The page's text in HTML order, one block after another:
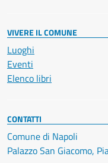
VIVERE IL COMUNE
Luoghi
Eventi
Elenco libri
CONTATTI
Comune di Napoli
Palazzo San Giacomo,